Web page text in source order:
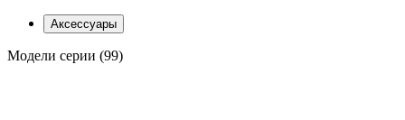
Аксессуары
Модели серии (99)